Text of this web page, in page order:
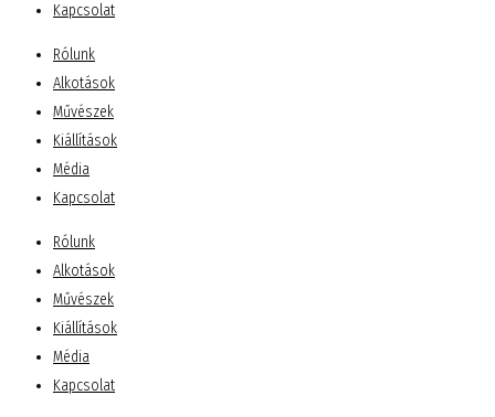
Kapcsolat
Rólunk
Alkotások
Művészek
Kiállítások
Média
Kapcsolat
Rólunk
Alkotások
Művészek
Kiállítások
Média
Kapcsolat